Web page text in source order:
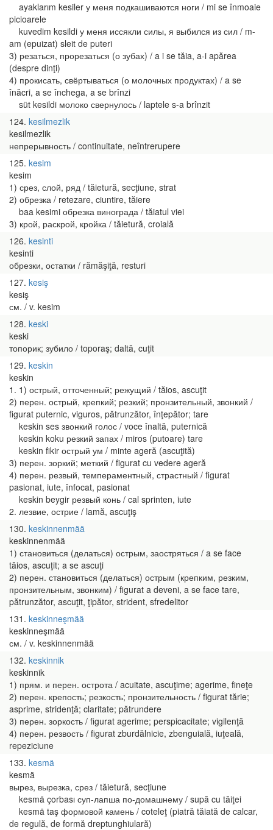
ayaklarım kesiler у меня подкашиваются ноги / mi se înmoaie
picioarele
kuvedim kesildi у меня иссякли силы, я выбился из сил / m-
am (epuizat) sleit de puteri
3) резаться, прорезаться (о зубах) / a i se tăia, a-i apărea
(despre dinţi)
4) прокисать, свёртываться (о молочных продуктах) / a se
înăcri, a se închega, a se brînzi
süt kesildi молоко свернулось / laptele s-a brînzit
124 kesilmezlik
kesilmezlik
непрерывность / continuitate, neîntrerupere
125 kesim
kesim
1) срез, слой, ряд / tăietură, secţiune, strat
2) обрезка / retezare, ciuntire, tăiere
baa kesimi обрезка винограда / tăiatul viei
3) крой, раскрой, кройка / tăietură, croială
126 kesinti
kesinti
обрезки, остатки / rămăşiţă, resturi
127 kesiş
kesiş
см. / v. kesim
128 keski
keski
топорик; зубило / toporaş; daltă, cuţit
129 keskin
keskin
1. 1) острый, отточенный; режущий / tăios, ascuţit
2) перен. острый, крепкий; резкий; пронзительный, звонкий /
figurat puternic, viguros, pătrunzător, înţepător; tare
keskin ses звонкий голос / voce înaltă, puternică
keskin koku резкий запах / miros (putoare) tare
keskin fikir острый ум / minte ageră (ascuţită)
3) перен. зоркий; меткий / figurat cu vedere ageră
4) перен. резвый, темпераментный, страстный / figurat
pasionat, iute, înfocat, pasionat
keskin beygir резвый конь / cal sprinten, iute
2. лезвие, острие / lamă, ascuţiş
130 keskinnenmää
keskinnenmää
1) становиться (делаться) острым, заостряться / a se face
tăios, ascuţit; a se ascuţi
2) перен. становиться (делаться) острым (крепким, резким,
пронзительным, звонким) / figurat a deveni, a se face tare,
pătrunzător, ascuţit, ţipător, strident, sfredelitor
131 keskinneşmää
keskinneşmää
см. / v. keskinnenmää
132 keskinnik
keskinnik
1) прям. и перен. острота / acuitate, ascuţime; agerime, fineţe
2) перен. крепость; резкость; пронзительность / figurat tărie;
asprime, stridenţă; claritate; pătrundere
3) перен. зоркость / figurat agerime; perspicacitate; vigilenţă
4) перен. резвость / figurat zburdălnicie, zbenguială, iuţeală,
repeziciune
133 kesmä
kesmä
вырез, вырезка, срез / tăietură, secţiune
kesmä çorbası суп-лапша по-домашнему / supă cu tăiţei
kesmä taş формовой камень / coteleţ (piatră tăiată de calcar,
de regulă, de formă dreptunghiulară)